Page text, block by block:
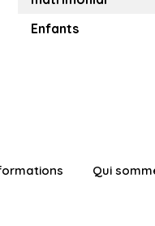
Enfants
Qui